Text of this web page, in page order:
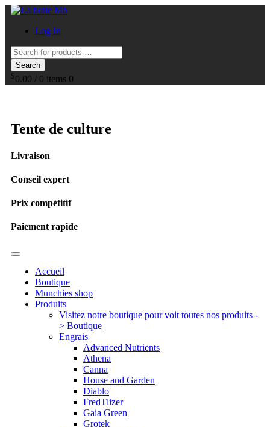
Log In
Search
$0.00 / 0 items 0
Tente de culture
Livraison
Conseil expert
Prix compétitif
Paiement rapide
Accueil
Boutique
Munchies shop
Produits
Visitez notre boutique pour voit toutes nos produits -
> Boutique
Engrais
Advanced Nutrients
Athena
Canna
House and Garden
Diablo
FredTlizer
Gaia Green
Grotek